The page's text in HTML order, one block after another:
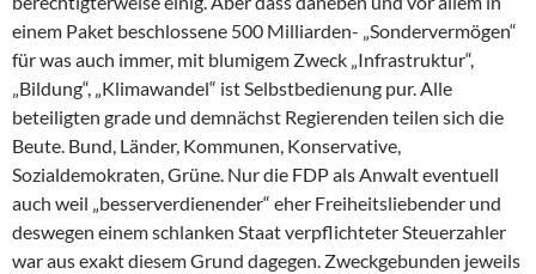
einem Paket beschlossene 500 Milliarden- „Sondervermögen“
für was auch immer, mit blumigem Zweck „Infrastruktur“,
„Bildung“, „Klimawandel“ ist Selbstbedienung pur. Alle
beteiligten grade und demnächst Regierenden teilen sich die
Beute. Bund, Länder, Kommunen, Konservative,
Sozialdemokraten, Grüne. Nur die FDP als Anwalt eventuell
auch weil „besserverdienender“ eher Freiheitsliebender und
deswegen einem schlanken Staat verpflichteter Steuerzahler
war aus exakt diesem Grund dagegen. Zweckgebunden jeweils